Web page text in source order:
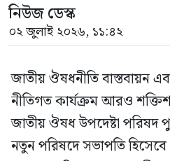
নিউজ ডেস্ক
০২ জুলাই ২০২৬, ১১:৪২
জাতীয় ঔষধনীতি বাস্তবায়ন
নীতিগত কার্যক্রম আরও
জাতীয় ঔষধ উপদেষ্টা পরিষদ
নতুন পরিষদে সভাপতি